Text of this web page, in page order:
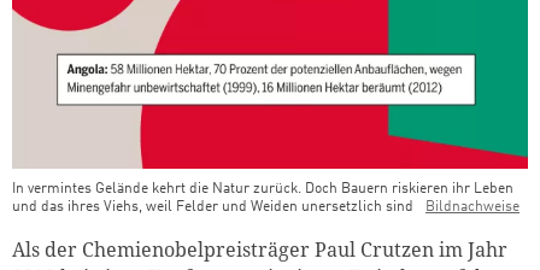
In vermintes Gelände kehrt die Natur zurück. Doch Bauern riskieren ihr Leben
und das ihres Viehs, weil Felder und Weiden unersetzlich sind
Bildnachweise
Als der Chemienobelpreisträger Paul Crutzen im Jahr